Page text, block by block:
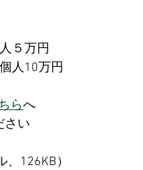
５万円
人10万円
らへ
さい
、126KB）